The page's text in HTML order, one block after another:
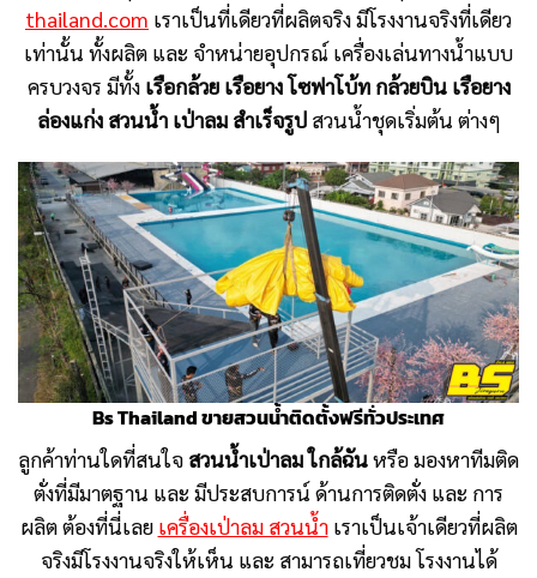
thailand.com เราเป็นที่เดียวที่ผลิตจริง มีโรงงานจริงที่เดียว
เท่านั้น ทั้งผลิต และ จำหน่ายอุปกรณ์ เครื่องเล่นทางน้ำแบบ
ครบวงจร มีทั้ง เรือกล้วย เรือยาง โซฟาโบ้ท กล้วยบิน เรือยาง
ล่องแก่ง สวนน้ำ เป่าลม สำเร็จรูปสวนน้ำชุดเริ่มต้น ต่างๆ
Bs Thailand ขายสวนน้ำติดตั้งฟรีทั่วประเทศ
ลูกค้าท่านใดที่สนใจ สวนน้ำเป่าลม ใกล้ฉันหรือ มองหาทีมติด
ตั่งที่มีมาตฐาน และ มีประสบการน์ ด้านการติดตั่ง และ การ
ผลิต ต้องที่นี่เลย เครื่องเป่าลม สวนน้ำเราเป็นเจ้าเดียวที่ผลิต
จริงมีโรงงานจริงให้เห็น และ สามารถเที่ยวชม โรงงานได้